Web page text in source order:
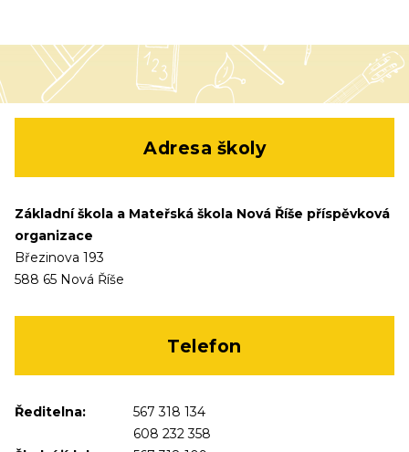
Adresa školy
Základní škola a Mateřská škola Nová Říše příspěvková
organizace
Březinova 193
588 65 Nová Říše
Telefon
Ředitelna:
567 318 134
608 232 358